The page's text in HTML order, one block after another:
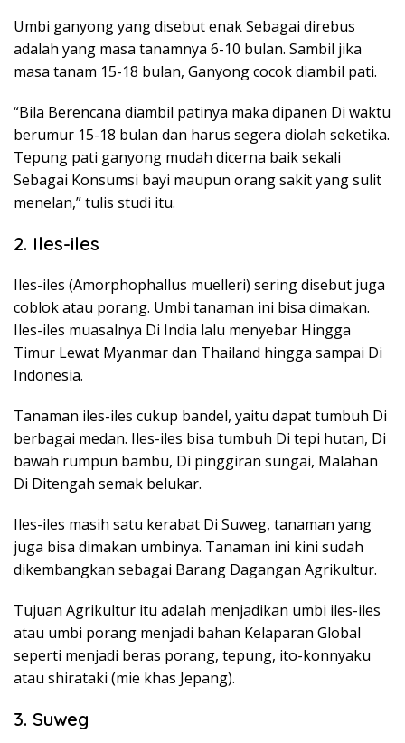
Umbi ganyong yang disebut enak Sebagai direbus
adalah yang masa tanamnya 6-10 bulan. Sambil jika
masa tanam 15-18 bulan, Ganyong cocok diambil pati.
“Bila Berencana diambil patinya maka dipanen Di waktu
berumur 15-18 bulan dan harus segera diolah seketika.
Tepung pati ganyong mudah dicerna baik sekali
Sebagai Konsumsi bayi maupun orang sakit yang sulit
menelan,” tulis studi itu.
2. Iles-iles
Iles-iles (Amorphophallus muelleri) sering disebut juga
coblok atau porang. Umbi tanaman ini bisa dimakan.
Iles-iles muasalnya Di India lalu menyebar Hingga
Timur Lewat Myanmar dan Thailand hingga sampai Di
Indonesia.
Tanaman iles-iles cukup bandel, yaitu dapat tumbuh Di
berbagai medan. Iles-iles bisa tumbuh Di tepi hutan, Di
bawah rumpun bambu, Di pinggiran sungai, Malahan
Di Ditengah semak belukar.
Iles-iles masih satu kerabat Di Suweg, tanaman yang
juga bisa dimakan umbinya. Tanaman ini kini sudah
dikembangkan sebagai Barang Dagangan Agrikultur.
Tujuan Agrikultur itu adalah menjadikan umbi iles-iles
atau umbi porang menjadi bahan Kelaparan Global
seperti menjadi beras porang, tepung, ito-konnyaku
atau shirataki (mie khas Jepang).
3. Suweg